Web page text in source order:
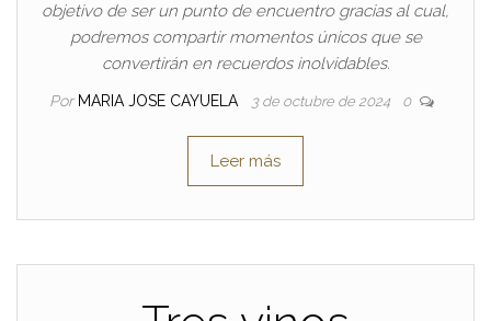
objetivo de ser un punto de encuentro gracias al cual,
podremos compartir momentos únicos que se
convertirán en recuerdos inolvidables.
Por MARIA JOSE CAYUELA 3 de octubre de 2024 0
Leer más